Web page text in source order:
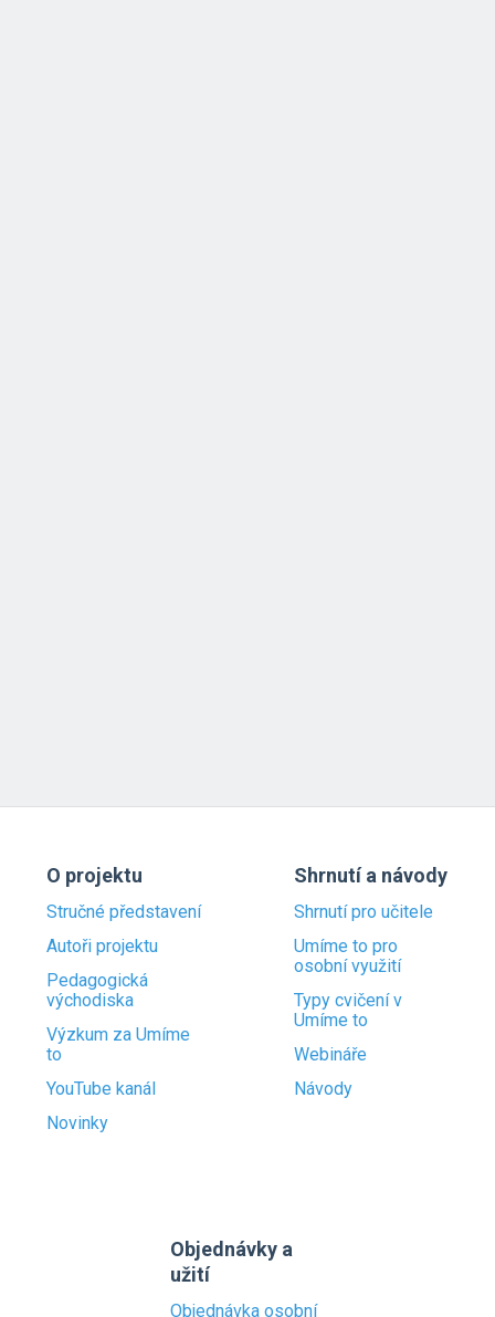
O projektu
Stručné představení
Autoři projektu
Pedagogická
východiska
Výzkum za Umíme
to
YouTube kanál
Novinky
Shrnutí a návody
Shrnutí pro učitele
Umíme to pro
osobní využití
Typy cvičení v
Umíme to
Webináře
Návody
Objednávky a
užití
Objednávka osobní